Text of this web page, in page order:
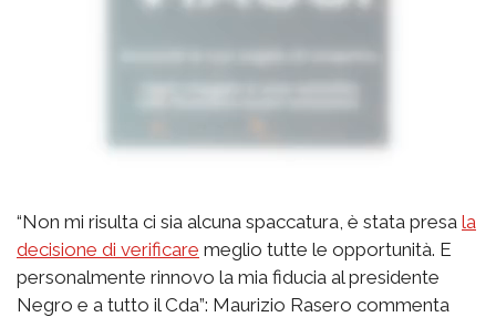
“Non mi risulta ci sia alcuna spaccatura, è stata presa la
decisione di verificare meglio tutte le opportunità. E
personalmente rinnovo la mia fiducia al presidente
Negro e a tutto il Cda”: Maurizio Rasero commenta